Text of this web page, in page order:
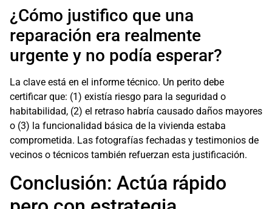
¿Cómo justifico que una
reparación era realmente
urgente y no podía esperar?
La clave está en el informe técnico. Un perito debe
certificar que: (1) existía riesgo para la seguridad o
habitabilidad, (2) el retraso habría causado daños mayores
o (3) la funcionalidad básica de la vivienda estaba
comprometida. Las fotografías fechadas y testimonios de
vecinos o técnicos también refuerzan esta justificación.
Conclusión: Actúa rápido